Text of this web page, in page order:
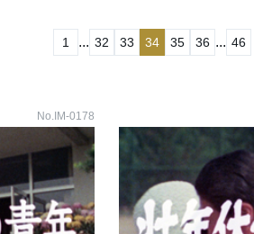
1 ... 32 33 34 35 36 ... 46
No.IM-0178